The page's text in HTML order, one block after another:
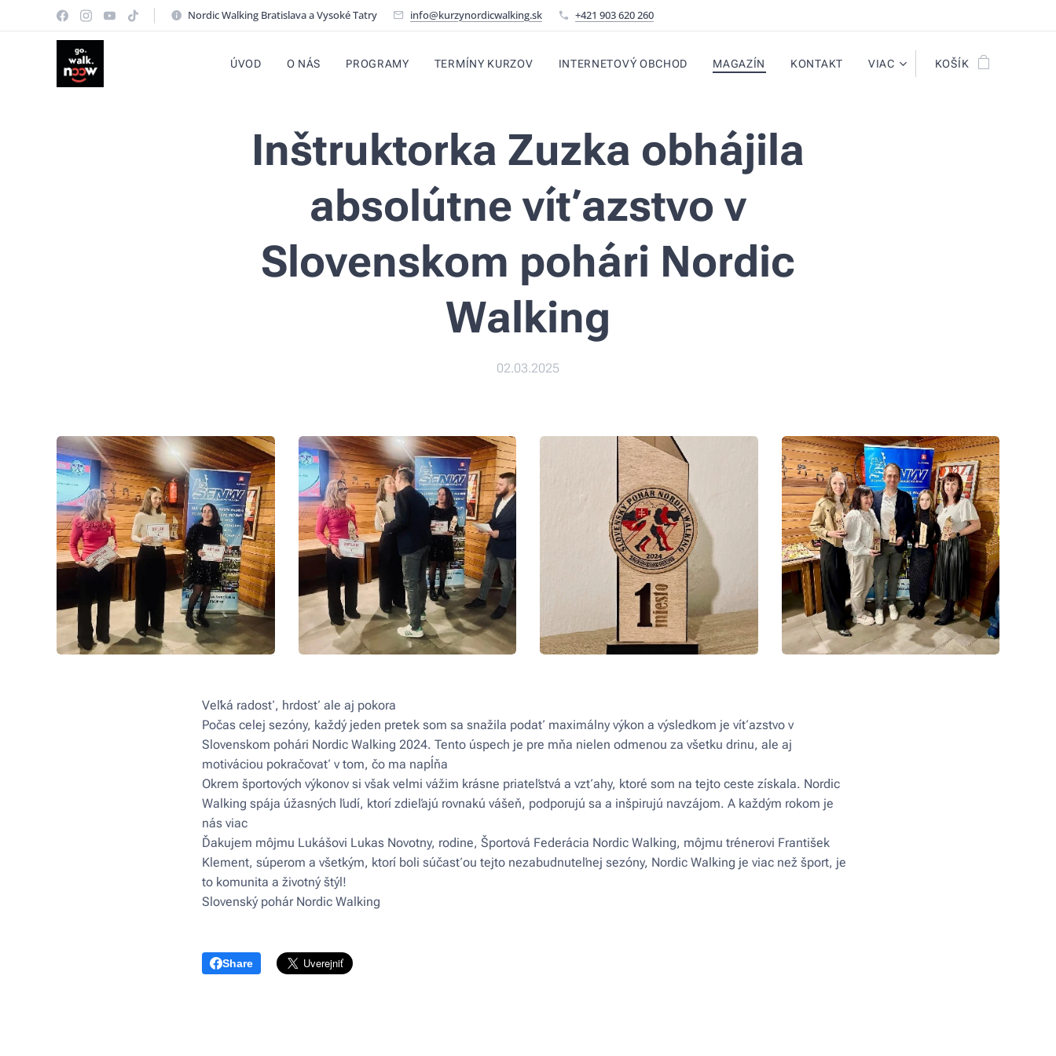
Nordic Walking Bratislava a Vysoké Tatry info@kurzynordicwalking.sk +421 903 620 260
ÚVOD O NÁS PROGRAMY TERMÍNY KURZOV INTERNETOVÝ OBCHOD MAGAZÍN KONTAKT VIAC KOŠÍK
Inštruktorka Zuzka obhájila
absolútne víťazstvo v
Slovenskom pohári Nordic
Walking
02.03.2025
Veľká radosť, hrdosť ale aj pokora🙏🏻
Počas celej sezóny, každý jeden pretek som sa snažila podať maximálny výkon a výsledkom je víťazstvo v
Slovenskom pohári Nordic Walking 2024. Tento úspech je pre mňa nielen odmenou za všetku drinu, ale aj
motiváciou pokračovať v tom, čo ma napĺňa❤️
Okrem športových výkonov si však velmi vážim krásne priateľstvá a vzťahy, ktoré som na tejto ceste získala. Nordic
Walking spája úžasných ľudí, ktorí zdieľajú rovnakú vášeň, podporujú sa a inšpirujú navzájom. A každým rokom je
nás viac❤️❤️
Ďakujem môjmu Lukášovi Lukas Novotny, rodine, Športová Federácia Nordic Walking, môjmu trénerovi František
Klement, súperom a všetkým, ktorí boli súčasťou tejto nezabudnuteľnej sezóny, Nordic Walking je viac než šport, je
to komunita a životný štýl!❤️❤️❤️
Slovenský pohár Nordic Walking
Share